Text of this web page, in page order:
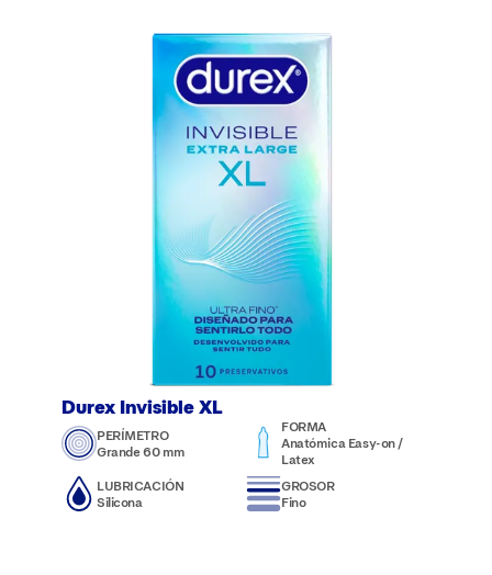
Durex Invisible XL
PERÍMETRO
Grande 60 mm
FORMA
Anatómica Easy-on /
Latex
LUBRICACIÓN
Silicona
GROSOR
Fino